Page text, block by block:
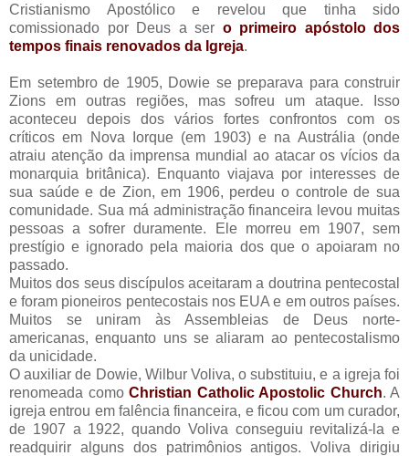
Cristianismo Apostólico e revelou que tinha sido
comissionado por Deus a ser o primeiro apóstolo dos
tempos finais renovados da Igreja.
Em setembro de 1905, Dowie se preparava para construir
Zions em outras regiões, mas sofreu um ataque. Isso
aconteceu depois dos vários fortes confrontos com os
críticos em Nova Iorque (em 1903) e na Austrália (onde
atraiu atenção da imprensa mundial ao atacar os vícios da
monarquia britânica). Enquanto viajava por interesses de
sua saúde e de Zion, em 1906, perdeu o controle de sua
comunidade. Sua má administração financeira levou muitas
pessoas a sofrer duramente. Ele morreu em 1907, sem
prestígio e ignorado pela maioria dos que o apoiaram no
passado.
Muitos dos seus discípulos aceitaram a doutrina pentecostal
e foram pioneiros pentecostais nos EUA e em outros países.
Muitos se uniram às Assembleias de Deus norte-
americanas, enquanto uns se aliaram ao pentecostalismo
da unicidade.
O auxiliar de Dowie, Wilbur Voliva, o substituiu, e a igreja foi
renomeada como Christian Catholic Apostolic Church. A
igreja entrou em falência financeira, e ficou com um curador,
de 1907 a 1922, quando Voliva conseguiu revitalizá-la e
readquirir alguns dos patrimônios antigos. Voliva dirigiu